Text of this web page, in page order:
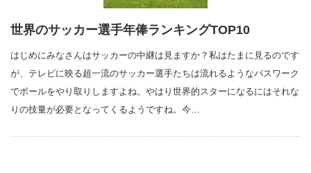
世界のサッカー選手年俸ランキングTOP10
はじめにみなさんはサッカーの中継は見ますか？私はたまに見るのです
が、テレビに映る超一流のサッカー選手たちは流れるようなパスワーク
でボールをやり取りしますよね。やはり世界的スターになるにはそれな
りの技量が必要となってくるようですね。今…